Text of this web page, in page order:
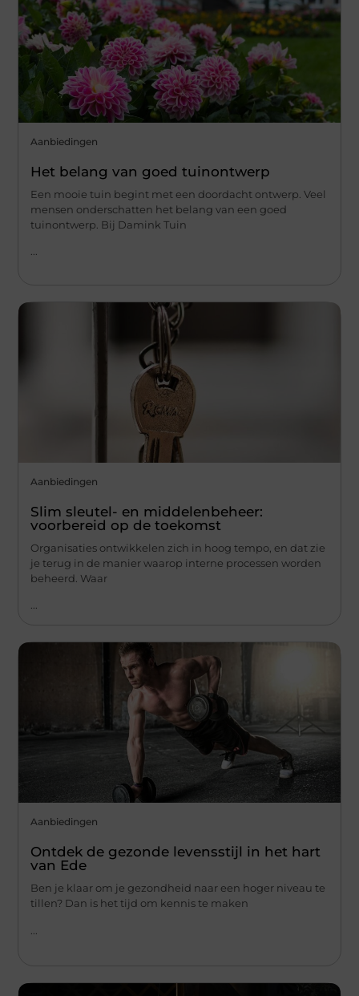
Aanbiedingen
Het belang van goed tuinontwerp
Een mooie tuin begint met een doordacht ontwerp. Veel
mensen onderschatten het belang van een goed
tuinontwerp. Bij Damink Tuin
Aanbiedingen
Slim sleutel- en middelenbeheer:
voorbereid op de toekomst
Organisaties ontwikkelen zich in hoog tempo, en dat zie
je terug in de manier waarop interne processen worden
beheerd. Waar
...
Aanbiedingen
Ontdek de gezonde levensstijl in het hart
van Ede
Ben je klaar om je gezondheid naar een hoger niveau te
tillen? Dan is het tijd om kennis te maken